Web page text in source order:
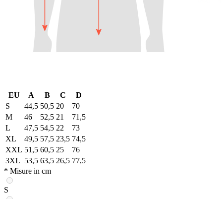
EU A B C
D
S
44,5 50,5 20
70
M
46 52,5 21
71,5
L
47,5 54,5 22
73
XL
49,5 57,5 23,5 74,5
XXL 51,5 60,5 25
76
3XL 53,5 63,5 26,5 77,5
* Misure in cm
S